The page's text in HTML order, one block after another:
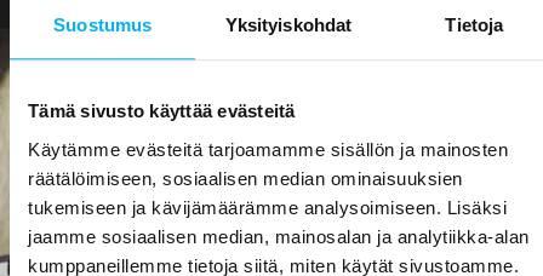
Suostumus Yksityiskohdat Tietoja
Tämä sivusto käyttää evästeitä
Käytämme evästeitä tarjoamamme sisällön ja mainosten
räätälöimiseen, sosiaalisen median ominaisuuksien
tukemiseen ja kävijämäärämme analysoimiseen. Lisäksi
jaamme sosiaalisen median, mainosalan ja analytiikka-alan
kumppaneillemme tietoja siitä, miten käytät sivustoamme.
Miksi viemäreiden sukitus
Sukitus on kustannustehokas, nopea ja
asukasystävällinen tapa kunnostaa viemärit.